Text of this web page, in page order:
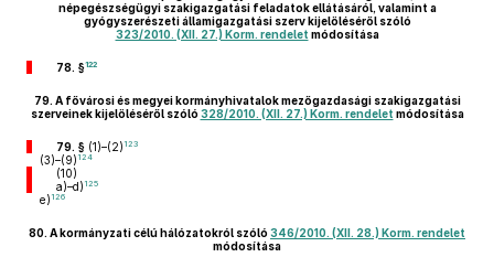
népegészségügyi szakigazgatási feladatok ellátásáról, valamint a
gyógyszerészeti államigazgatási szerv kijelöléséről szóló
323/2010. (XII. 27.) Korm. rendelet módosítása
78. §122
79. A fővárosi és megyei kormányhivatalok mezőgazdasági szakigazgatási
szerveinek kijelöléséről szóló 328/2010. (XII. 27.) Korm. rendelet módosítása
79. §(1)–(2) 123
(3)–(9) 124
(10)
a)–d) 125
e) 126
80. A kormányzati célú hálózatokról szóló 346/2010. (XII. 28.) Korm. rendelet
módosítása